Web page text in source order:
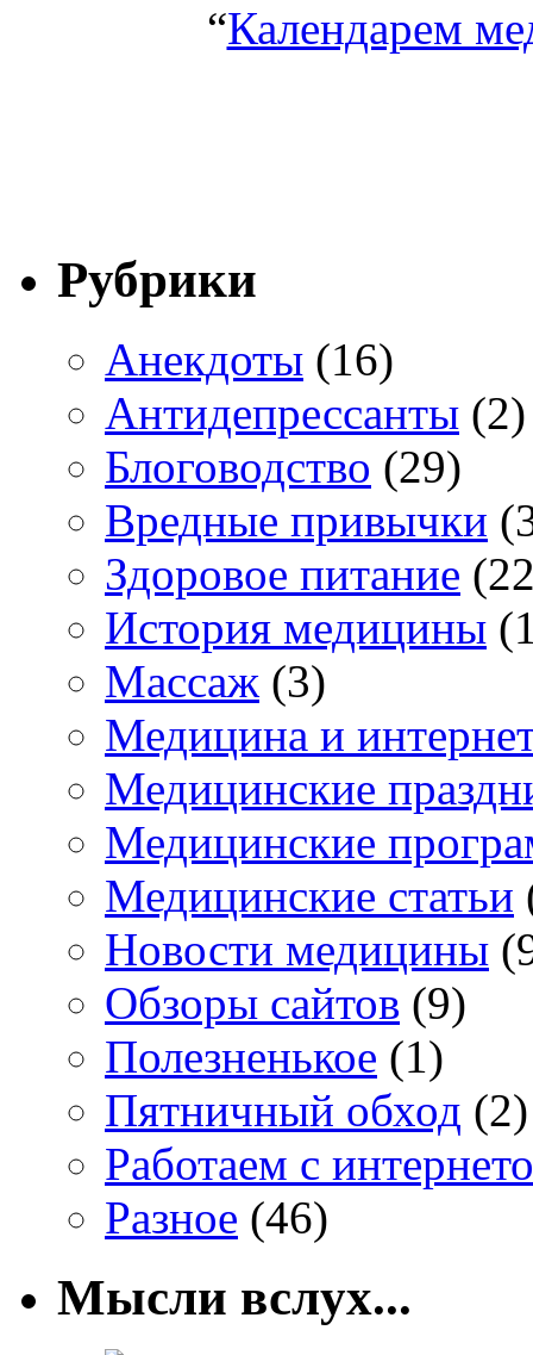
“Календарем
Рубрики
Анекдоты (16)
Антидепрессанты (2)
Блоговодство (29)
Вредные привычки
Здоровое питание
История медицины
Массаж (3)
Медицина и
Медицинские
Медицинские
Медицинские статьи
Новости медицины
Обзоры сайтов (9)
Полезненькое (1)
Пятничный обход (2)
Работаем с
Разное (46)
Мысли вслух...